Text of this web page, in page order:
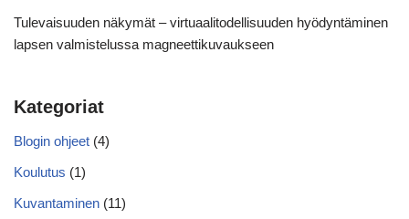
Tulevaisuuden näkymät – virtuaalitodellisuuden hyödyntäminen
lapsen valmistelussa magneettikuvaukseen
Kategoriat
Blogin ohjeet (4)
Koulutus (1)
Kuvantaminen (11)